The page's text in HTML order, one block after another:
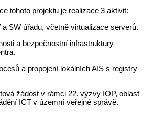
tohoto projektu je realizace 3 aktivit:
SW úřadu, včetně virtualizace serverů.
a bezpečnostní infrastruktury
a propojení lokálních AIS s registry
žádost v rámci 22. výzvy IOP, oblast
ICT v územní veřejné správě.